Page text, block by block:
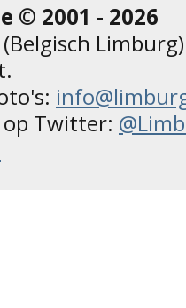
© 2001 - 2026
Twitter: